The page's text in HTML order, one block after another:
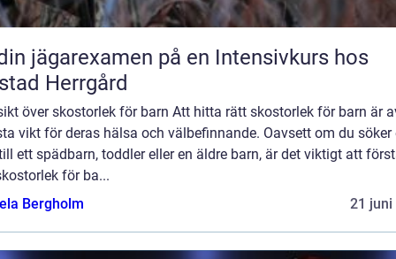
jägarexamen på en Intensivkurs hos
Herrgård
över skostorlek för barn Att hitta rätt skostorlek för barn är
vikt för deras hälsa och välbefinnande. Oavsett om du söker
ett spädbarn, toddler eller en äldre barn, är det viktigt att
för ba...
Bergholm
21 juni